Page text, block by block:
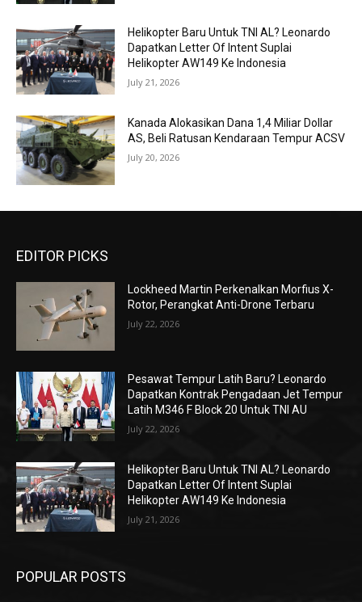
Helikopter Baru Untuk TNI AL? Leonardo
Dapatkan Letter Of Intent Suplai
Helikopter AW149 Ke Indonesia
July 21, 2026
Kanada Alokasikan Dana 1,4 Miliar Dollar
AS, Beli Ratusan Kendaraan Tempur ACSV
July 20, 2026
EDITOR PICKS
Lockheed Martin Perkenalkan Morfius X-
Rotor, Perangkat Anti-Drone Terbaru
July 22, 2026
Pesawat Tempur Latih Baru? Leonardo
Dapatkan Kontrak Pengadaan Jet Tempur
Latih M346 F Block 20 Untuk TNI AU
July 22, 2026
Helikopter Baru Untuk TNI AL? Leonardo
Dapatkan Letter Of Intent Suplai
Helikopter AW149 Ke Indonesia
July 21, 2026
POPULAR POSTS